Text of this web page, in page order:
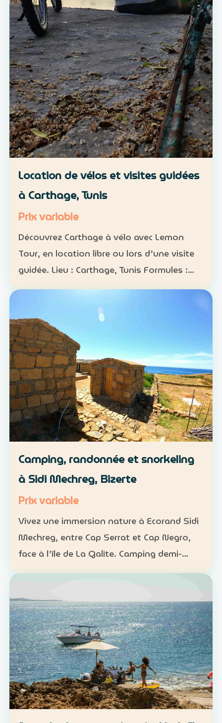
Location de vélos et visites guidées
à Carthage, Tunis
Prix variable
Découvrez Carthage à vélo avec Lemon
Tour, en location libre ou lors d’une visite
guidée. Lieu : Carthage, Tunis Formules :
location libre ou parcours accompagné
patrimoine lo…
Camping, randonnée et snorkeling
à Sidi Mechreg, Bizerte
Prix variable
Vivez une immersion nature à Ecorand Sidi
Mechreg, entre Cap Serrat et Cap Negro,
face à l’île de La Galite. Camping demi-
pension : 65 DT Camping pension complète
déjeuner : 120 DT…